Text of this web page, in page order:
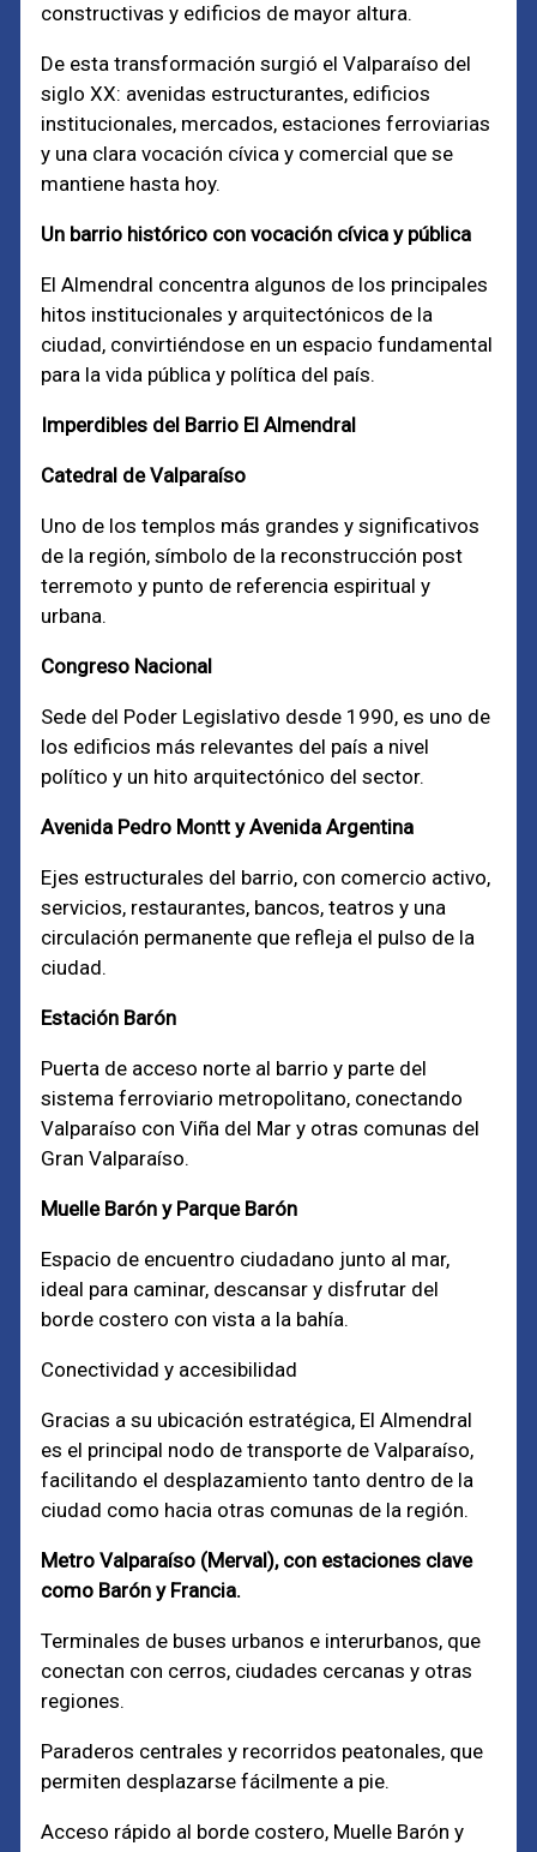
constructivas y edificios de mayor altura.
De esta transformación surgió el Valparaíso del
siglo XX: avenidas estructurantes, edificios
institucionales, mercados, estaciones ferroviarias
y una clara vocación cívica y comercial que se
mantiene hasta hoy.
Un barrio histórico con vocación cívica y pública
El Almendral concentra algunos de los principales
hitos institucionales y arquitectónicos de la
ciudad, convirtiéndose en un espacio fundamental
para la vida pública y política del país.
Imperdibles del Barrio El Almendral
Catedral de Valparaíso
Uno de los templos más grandes y significativos
de la región, símbolo de la reconstrucción post
terremoto y punto de referencia espiritual y
urbana.
Congreso Nacional
Sede del Poder Legislativo desde 1990, es uno de
los edificios más relevantes del país a nivel
político y un hito arquitectónico del sector.
Avenida Pedro Montt y Avenida Argentina
Ejes estructurales del barrio, con comercio activo,
servicios, restaurantes, bancos, teatros y una
circulación permanente que refleja el pulso de la
ciudad.
Estación Barón
Puerta de acceso norte al barrio y parte del
sistema ferroviario metropolitano, conectando
Valparaíso con Viña del Mar y otras comunas del
Gran Valparaíso.
Muelle Barón y Parque Barón
Espacio de encuentro ciudadano junto al mar,
ideal para caminar, descansar y disfrutar del
borde costero con vista a la bahía.
Conectividad y accesibilidad
Gracias a su ubicación estratégica, El Almendral
es el principal nodo de transporte de Valparaíso,
facilitando el desplazamiento tanto dentro de la
ciudad como hacia otras comunas de la región.
Metro Valparaíso (Merval), con estaciones clave
como Barón y Francia.
Terminales de buses urbanos e interurbanos, que
conectan con cerros, ciudades cercanas y otras
regiones.
Paraderos centrales y recorridos peatonales, que
permiten desplazarse fácilmente a pie.
Acceso rápido al borde costero, Muelle Barón y